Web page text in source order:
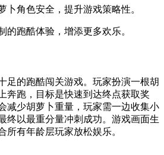
卜角色安全，提升游戏策略性。
的跑酷体验，增添更多欢乐。
足的跑酷闯关游戏。玩家扮演一根胡
奔跑，目标是快速到达终点获取奖
减少胡萝卜重量，玩家需一边收集小
终以最重分量冲刺成功。游戏画面生
所有年龄层玩家放松娱乐。